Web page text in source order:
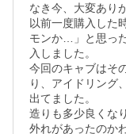
なき今、大変あり
以前一度購入した
モンか…」と思っ
入しました。
今回のキャブはそ
り、アイドリング
出てました。
造りも多少良くな
外れがあったのか